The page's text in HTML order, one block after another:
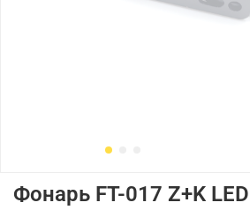
Фонарь FT-017 Z+K LED